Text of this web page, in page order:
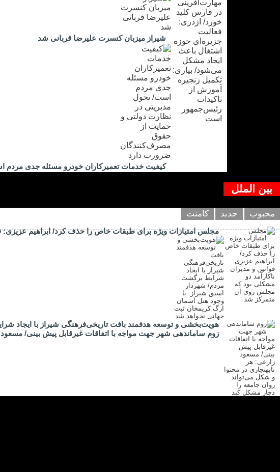
شیراز میزبان کنسرت علیرضا قربانی شد
کیفیت خدمات تعمیرکاران خودرو مسئله جدی
بین الملل
محبوب جدید کامنت
مجلس امتیازات ویژه برای طبقات خاص را حذف کرد/ ابراهیم
هویت‌بخشی و توسعه هدفمند بافت تاریخی‌فرهنگی شیراز با ایجاد
زوم ساماندهی شهر جهت مواجه با اتفاقات غیرقابل پیش بینی/